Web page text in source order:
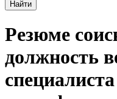
Найти
Резюме
должность